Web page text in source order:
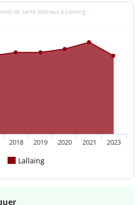
de santé libéraux à Lallaing -
Lallaing
2018 2019 2020 2021 2023